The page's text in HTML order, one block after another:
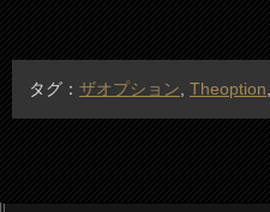
タグ： ザオプション Theoption